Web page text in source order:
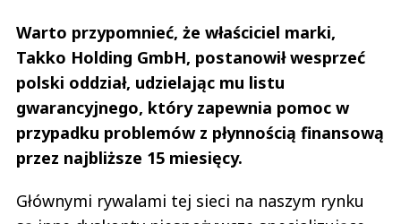
Warto przypomnieć, że właściciel marki,
Takko Holding GmbH, postanowił wesprzeć
polski oddział, udzielając mu listu
gwarancyjnego, który zapewnia pomoc w
przypadku problemów z płynnością finansową
przez najbliższe 15 miesięcy.
Głównymi rywalami tej sieci na naszym rynku